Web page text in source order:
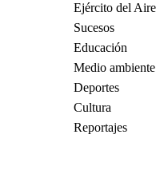
Ejército del Aire
Sucesos
Educación
Medio ambiente
Deportes
Cultura
Reportajes